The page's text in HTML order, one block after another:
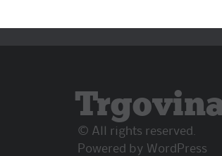
© All rights reserved.
Powered by WordPress